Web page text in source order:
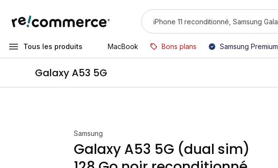
Tous les produits MacBook Bons plans Samsung Premium
Galaxy A53 5G
Samsung
Galaxy A53 5G (dual sim)